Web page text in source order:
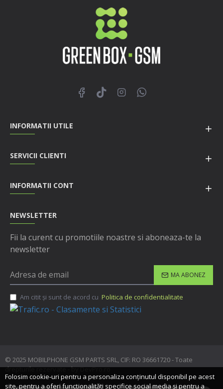
INFORMATII UTILE
SERVICII CLIENTI
INFORMATII CONT
NEWSLETTER
Fii la curent cu promotiile noastre si aboneaza-te la
newsletter
MA ABONEZ
Am citit şi sunt de acord cu Politica de confidentialitate
© 2025 MOBILPHONE GSM PARTS SRL, CIF: RO 36661720 - Toate
drepturile rezervate - by DevPro.ro
Folosim cookie-uri pentru a personaliza conținutul disponibil pe acest
site, pentru a oferi funcționalităti specifice social media și pentru a